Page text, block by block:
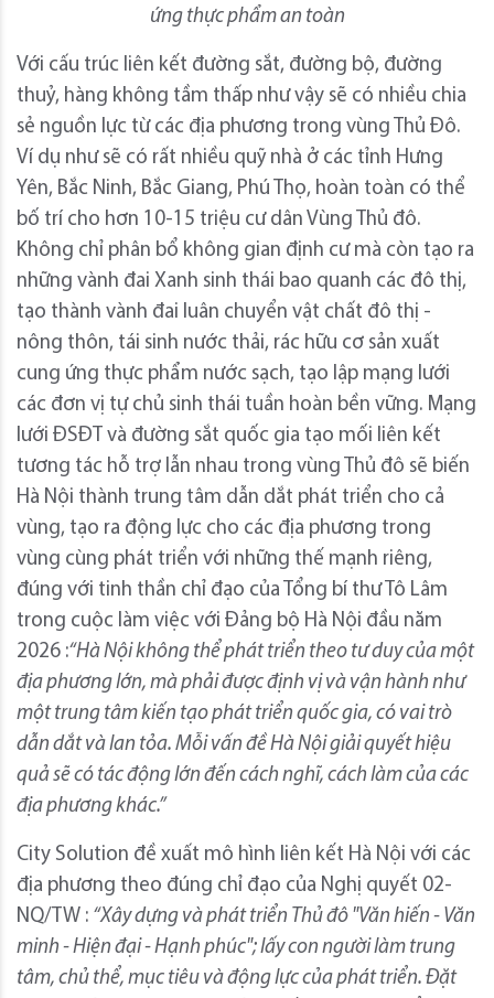
ứng thực phẩm an toàn
Với cấu trúc liên kết đường sắt, đường bộ, đường
thuỷ, hàng không tầm thấp như vậy sẽ có nhiều chia
sẻ nguồn lực từ các địa phương trong vùng Thủ Đô.
Ví dụ như sẽ có rất nhiều quỹ nhà ở các tỉnh Hưng
Yên, Bắc Ninh, Bắc Giang, Phú Thọ, hoàn toàn có thể
bố trí cho hơn 10-15 triệu cư dân Vùng Thủ đô.
Không chỉ phân bổ không gian định cư mà còn tạo ra
những vành đai Xanh sinh thái bao quanh các đô thị,
tạo thành vành đai luân chuyển vật chất đô thị -
nông thôn, tái sinh nước thải, rác hữu cơ sản xuất
cung ứng thực phẩm nước sạch, tạo lập mạng lưới
các đơn vị tự chủ sinh thái tuần hoàn bền vững. Mạng
lưới ĐSĐT và đường sắt quốc gia tạo mối liên kết
tương tác hỗ trợ lẫn nhau trong vùng Thủ đô sẽ biến
Hà Nội thành trung tâm dẫn dắt phát triển cho cả
vùng, tạo ra động lực cho các địa phương trong
vùng cùng phát triển với những thế mạnh riêng,
đúng với tinh thần chỉ đạo của Tổng bí thư Tô Lâm
trong cuộc làm việc với Đảng bộ Hà Nội đầu năm
2026 :“Hà Nội không thể phát triển theo tư duy của một
địa phương lớn, mà phải được định vị và vận hành như
một trung tâm kiến tạo phát triển quốc gia, có vai trò
dẫn dắt và lan tỏa. Mỗi vấn đề Hà Nội giải quyết hiệu
quả sẽ có tác động lớn đến cách nghĩ, cách làm của các
địa phương khác.”
City Solution đề xuất mô hình liên kết Hà Nội với các
địa phương theo đúng chỉ đạo của Nghị quyết 02-
NQ/TW : “Xây dựng và phát triển Thủ đô "Văn hiến - Văn
minh - Hiện đại - Hạnh phúc"; lấy con người làm trung
tâm, chủ thể, mục tiêu và động lực của phát triển. Đặt